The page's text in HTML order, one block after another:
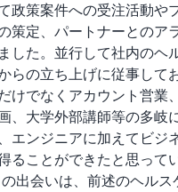
政策案件への受注活動や
策定、パートナーとのア
した。並行して社内のヘ
らの立ち上げに従事して
けでなくアカウント営業
、大学外部講師等の多岐
エンジニアに加えてビジ
ることができたと思って
出会いは、前述のヘルス